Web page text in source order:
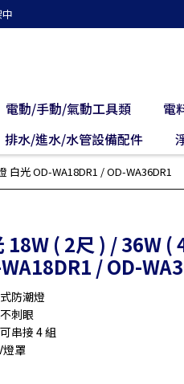
電動/手動/氣動工具類 電
排水/進水/水管設備配件
白光 OD-WA18DR1 / OD-WA36DR1
18W ( 2尺 ) / 36W (
/ OD-
防潮燈
刺眼
串接 4 組
燈罩